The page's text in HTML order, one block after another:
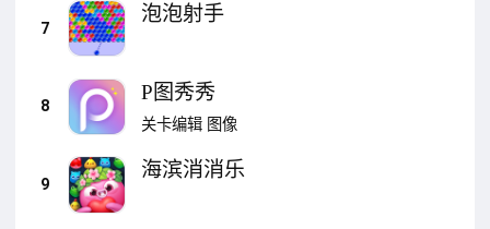
7
泡泡射手
8
P图秀秀
关卡编辑 图像
9
海滨消消乐